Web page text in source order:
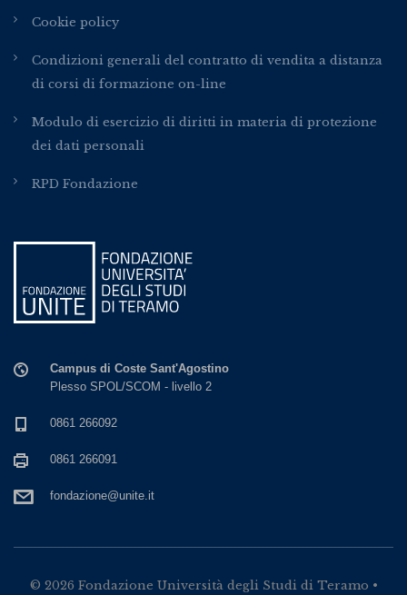
Cookie policy
Condizioni generali del contratto di vendita a distanza
di corsi di formazione on-line
Modulo di esercizio di diritti in materia di protezione
dei dati personali
RPD Fondazione
Campus di Coste Sant'Agostino
Plesso SPOL/SCOM - livello 2
0861 266092
0861 266091
fondazione@unite.it
© 2026 Fondazione Università degli Studi di Teramo •